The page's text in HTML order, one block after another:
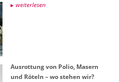
wei­ter­le­sen
Aus­rot­tung von Polio, Ma­sern
und Rö­teln – wo ste­hen wir?